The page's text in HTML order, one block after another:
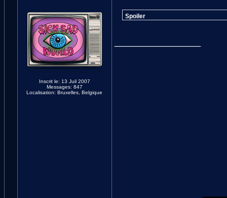
Inscrit le: 13 Juil 2007
Messages: 847
Localisation: Bruxelles, Belgique
Spoiler